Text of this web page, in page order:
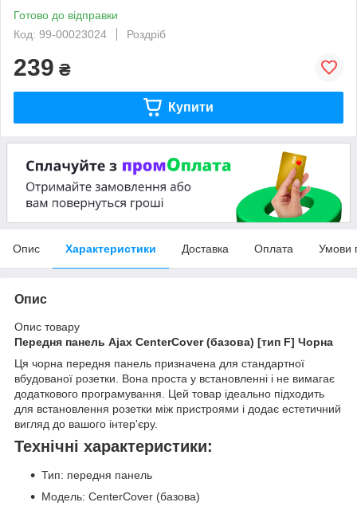
Готово до відправки
Код: 99-00023024
Роздріб
239 ₴
Купити
Опис Характеристики Доставка Оплата Умови
Опис
Опис товару
Передня панель Ajax CenterCover (базова) [тип F] Чорна
Ця чорна передня панель призначена для стандартної
вбудованої розетки. Вона проста у встановленні і не вимагає
додаткового програмування. Цей товар ідеально підходить
для встановлення розетки між пристроями і додає естетичний
вигляд до вашого інтер'єру.
Технічні характеристики:
Тип: передня панель
Модель: CenterCover (базова)